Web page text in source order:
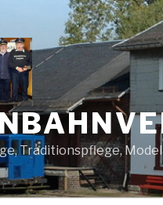
Traditionspflege,